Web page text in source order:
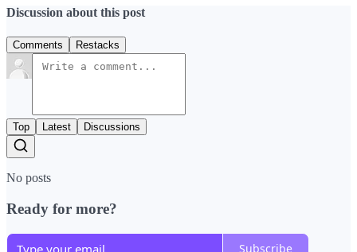
Discussion about this post
Comments Restacks
Top Latest Discussions
No posts
Ready for more?
Subscribe